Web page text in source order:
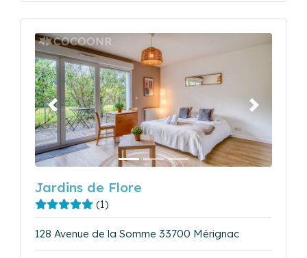
Précédent Suivant
Jardins de Flore
(1)
128 Avenue de la Somme 33700 Mérignac